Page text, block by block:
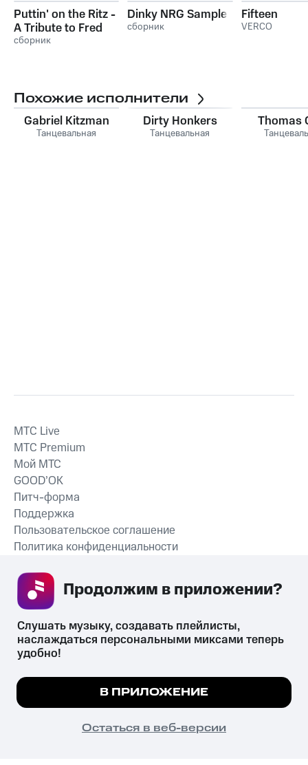
Puttin' on the Ritz -
A Tribute to Fred
Astaire
сборник
Dinky NRG Sampler
сборник
Fifteen
VERCO
Похожие исполнители
Gabriel Kitzman
Танцевальная
Dirty Honkers
Танцевальная
Thomas
СКАЧАТЬ ПРИЛОЖЕНИЕ
MTС Live
MTС Premium
Мой МТС
GOOD’OK
Питч-форма
Поддержка
Пользовательское соглашение
Политика конфиденциальности
психотропных веществ, их аналогов причиняет вред здоровью,
их незаконный оборот запрещён и влечёт установленную
законодательством ответственность.
© 2026 ООО «КИОН».
Все права защищены
Мы используем куки, чтобы на сайте все
Подробнее
ПОНЯТНО
Слушать музыку, создавать плейлисты,
наслаждаться персональными миксами теперь
удобно!
В ПРИЛОЖЕНИЕ
Остаться в веб-версии